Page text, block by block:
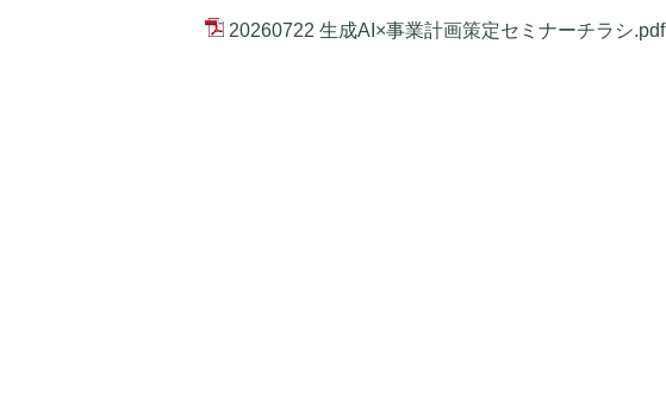
20260722 生成AI×事業計画策定セミナーチラシ.pdf